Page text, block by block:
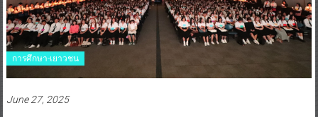
การศึกษา-เยาวชน
June 27, 2025